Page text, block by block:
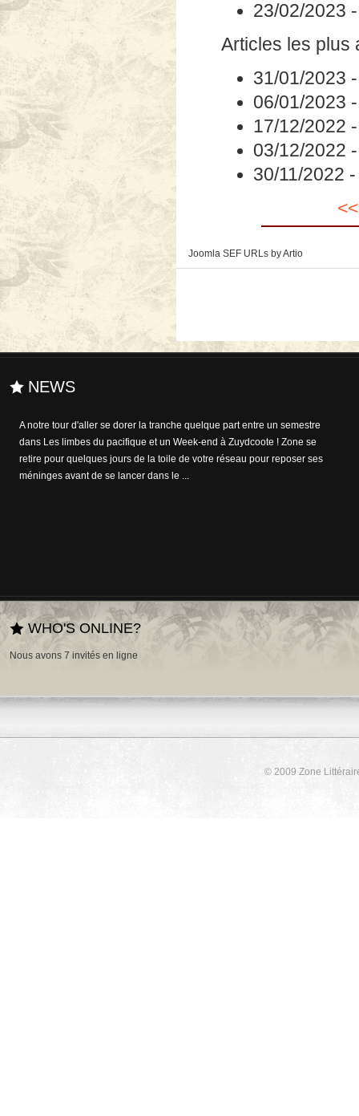
23/02/2023
Articles les plus
31/01/2023
06/01/2023
17/12/2022
03/12/2022
30/11/2022
Joomla SEF URLs by Artio
NEWS
Si des essais dans le domaine de l'édition interactive ont déjà été
tentées de l'autre côté de l'Atlantique, elles sont moins courantes dans
l'Hexagone. Alexandre Jardin franchit le pas en annonçant que, du 27
octobre prochain jusqu'en mai 2...
WHO'S ONLINE?
Nous avons 7 invités en ligne
© 2009 Zone